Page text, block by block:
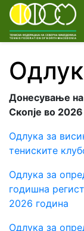
Донесување
Скопје во
Одлука за
тениските
Одлука за
годишна
2026 година
Одлука за